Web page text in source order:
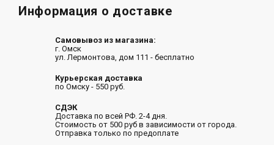
Информация о доставке
Самовывоз из магазина:
г. Омск
ул. Лермонтова, дом 111 - бесплатно
Курьерская доставка
по Омску - 550 руб.
СДЭК
Доставка по всей РФ. 2-4 дня.
Стоимость от 500 руб в зависимости от города.
Отправка только по предоплате